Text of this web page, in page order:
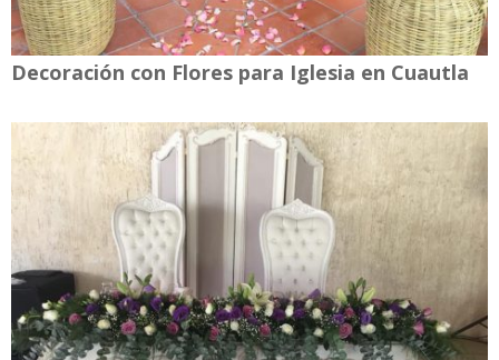
Decoración con Flores para Iglesia en Cuautla